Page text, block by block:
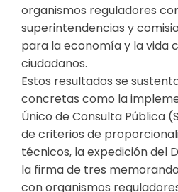
organismos reguladores
superintendencias y
para la economía y la vida
ciudadanos.
Estos resultados se
concretas como la
Único de Consulta Pública
de criterios de
técnicos, la expedición del
la firma de tres
con organismos